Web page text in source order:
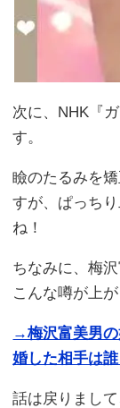
次に、NHK『
す。
瞼のたるみを
すが、ぱっち
ね！
ちなみに、梅
こんな噂が上
→梅沢富美男
婚した相手は誰
話は戻りまし